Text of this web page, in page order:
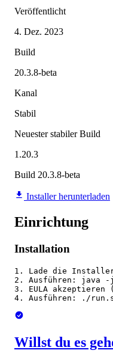
Veröffentlicht
4. Dez. 2023
Build
20.3.8-beta
Kanal
Stabil
Neuester stabiler Build
1.20.3
Build 20.3.8-beta
Installer herunterladen
Einrichtung
Installation
1. Lade die
2. Ausführen: java
3. EULA
4. Ausführen: ./
Willst du es